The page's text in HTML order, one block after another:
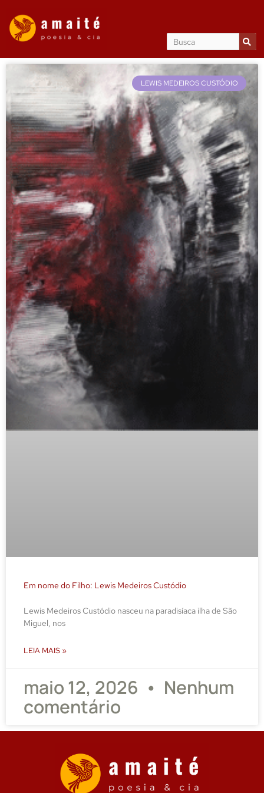
LEWIS MEDEIROS CUSTÓDIO
Em nome do Filho: Lewis Medeiros Custódio
Lewis Medeiros Custódio nasceu na paradisíaca ilha de São
Miguel, nos
LEIA MAIS »
maio 12, 2026
Nenhum
comentário